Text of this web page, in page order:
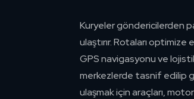
Kuryeler göndericilerden
ulaştırır. Rotaları
GPS navigasyonu ve lojistik
merkezlerde tasnif edilip
ulaşmak için araçları,